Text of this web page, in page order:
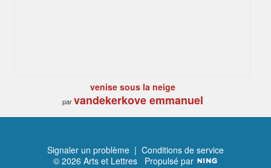
venise sous la neige
parvandekerkove emmanuel
Signaler un problème | Conditions de service
© 2026 Arts et Lettres Propulsé par